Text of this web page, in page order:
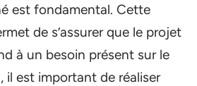
est fondamental. Cette
de s’assurer que le projet
à un besoin présent sur le
il est important de réaliser